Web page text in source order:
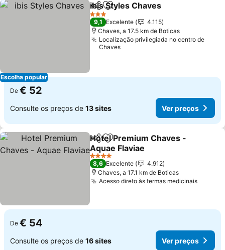
Escolha popular
PartilharAdicionar aos favoritos
ibis Styles Chaves
3 Estrelas
9,1 Excelente
4.115
Chaves, a 17.5 km de Boticas
Localização privilegiada no centro de
Chaves
De € 52
Consulte os preços de 13 sites Ver preços
PartilharAdicionar aos favoritos
Hotel Premium Chaves -
Aquae Flaviae
4 Estrelas
8,6 Excelente
4.912
Chaves, a 17.1 km de Boticas
Acesso direto às termas medicinais
De € 54
Consulte os preços de 16 sites Ver preços